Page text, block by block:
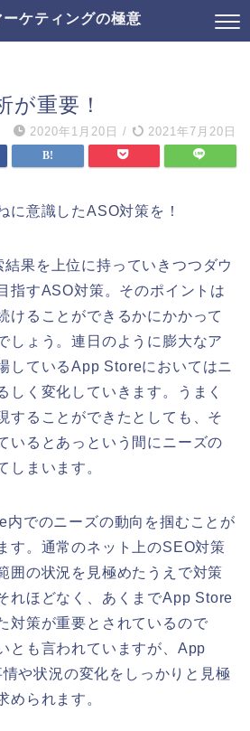
ケティングの極意
が重要！
2020年1月20日 / 2021年7月20日
に意識したASO対策を！
果を上位に持っていきつつダウ
指すASO対策。そのポイントは
けることができるかにかかって
しょう。連日のように膨大なア
しているApp Storeにおいてはニ
しく変化していきます。うまく
することができたとしても、そ
いるとあっという間にニーズの
しまいます。
でのニーズの動向を掴むことが
す。通常のネット上のSEO対策
囲の状況を見極めたうえで対策
れほどなく、あくまでApp Store
対策が重要とされているので
とも言われていますが、App
や状況の変化をしっかりと見極
められます。